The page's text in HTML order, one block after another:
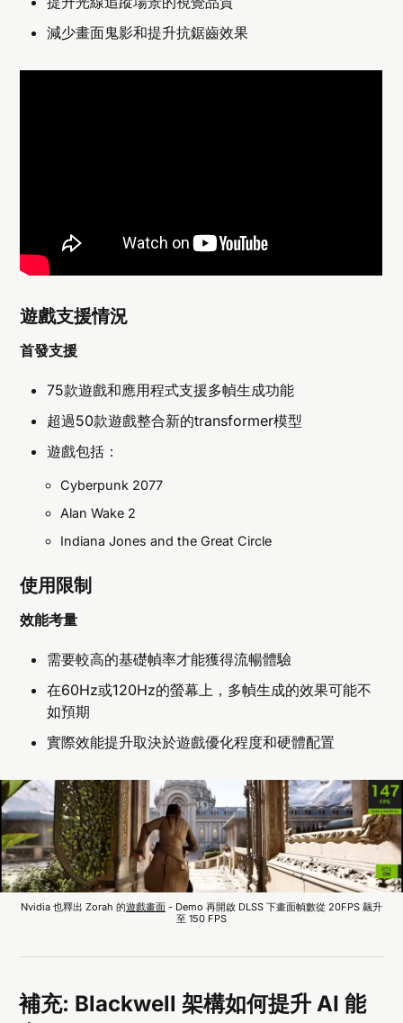
減少畫面鬼影和提升抗鋸齒效果
遊戲支援情況
首發支援
75款遊戲和應用程式支援多幀生成功能
超過50款遊戲整合新的transformer模型
遊戲包括：
Cyberpunk 2077
Alan Wake 2
Indiana Jones and the Great Circle
使用限制
效能考量
需要較高的基礎幀率才能獲得流暢體驗
在60Hz或120Hz的螢幕上，多幀生成的效果可能不
如預期
實際效能提升取決於遊戲優化程度和硬體配置
Nvidia 也釋出 Zorah 的遊戲畫面 - Demo 再開啟 DLSS 下畫面幀數從 20FPS 飆升
至 150 FPS
補充: Blackwell 架構如何提升 AI 能